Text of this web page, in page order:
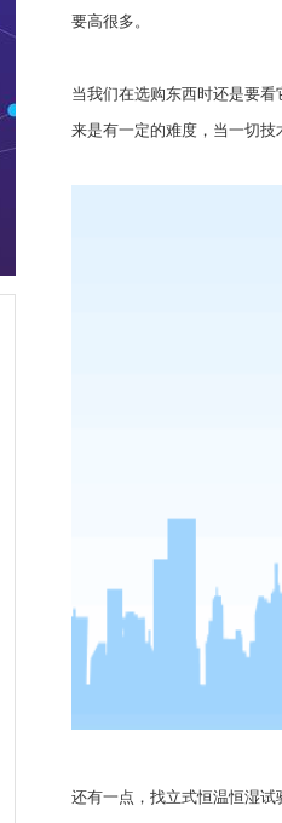
要高很多。
当我们在选购东西时还是要
来是有一定的难度，当一切
还有一点，找立式恒温恒湿